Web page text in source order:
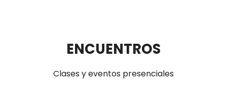
ENCUENTROS
Clases y eventos presenciales